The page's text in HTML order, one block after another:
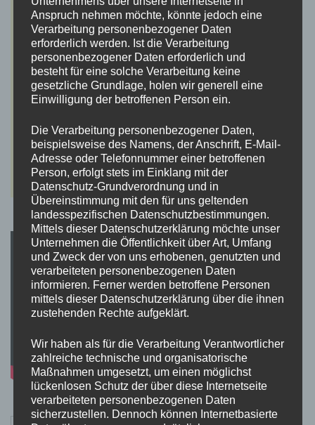
Anspruch nehmen möchte, könnte jedoch eine
Verarbeitung personenbezogener Daten
erforderlich werden. Ist die Verarbeitung
personenbezogener Daten erforderlich und
besteht für eine solche Verarbeitung keine
gesetzliche Grundlage, holen wir generell eine
Einwilligung der betroffenen Person ein.
Die Verarbeitung personenbezogener Daten,
beispielsweise des Namens, der Anschrift, E-Mail-
Adresse oder Telefonnummer einer betroffenen
Person, erfolgt stets im Einklang mit der
Datenschutz-Grundverordnung und in
Übereinstimmung mit den für uns geltenden
landesspezifischen Datenschutzbestimmungen.
Mittels dieser Datenschutzerklärung möchte unser
Unternehmen die Öffentlichkeit über Art, Umfang
und Zweck der von uns erhobenen, genutzten und
verarbeiteten personenbezogenen Daten
informieren. Ferner werden betroffene Personen
mittels dieser Datenschutzerklärung über die ihnen
zustehenden Rechte aufgeklärt.
Wir haben als für die Verarbeitung Verantwortlicher
zahlreiche technische und organisatorische
Maßnahmen umgesetzt, um einen möglichst
lückenlosen Schutz der über diese Internetseite
verarbeiteten personenbezogenen Daten
sicherzustellen. Dennoch können Internetbasierte